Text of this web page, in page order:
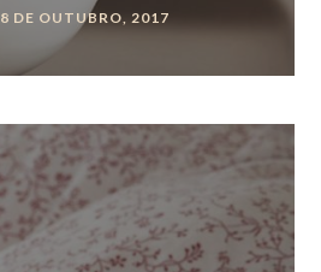
8 DE OUTUBRO, 2017